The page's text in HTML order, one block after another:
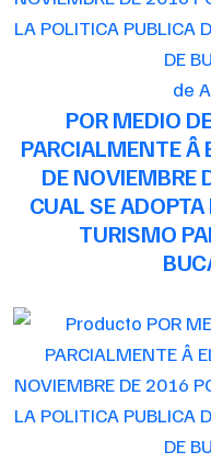
de
POR MEDIO
PARCIALMENTE Â
DE NOVIEMBRE
CUAL SE
TURISMO